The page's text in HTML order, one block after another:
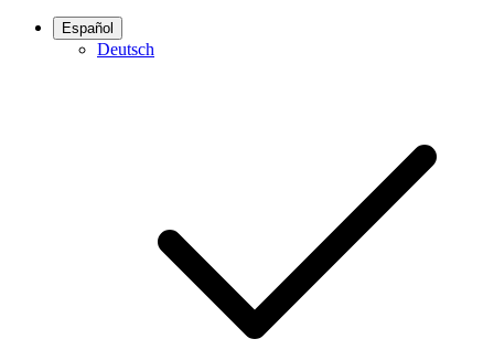
Español
Deutsch